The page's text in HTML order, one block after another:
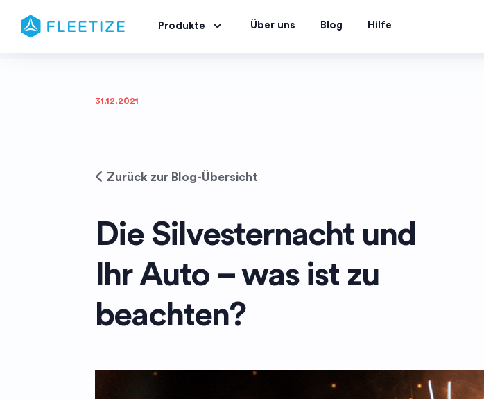
Produkte Über uns Blog Hilfe
31.12.2021
Zurück zur Blog-Übersicht
Die Silvesternacht und
Ihr Auto – was ist zu
beachten?